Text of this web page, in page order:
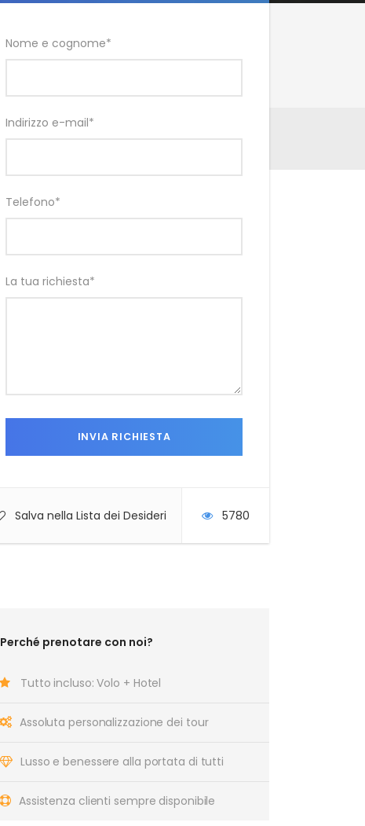
Nome e cognome*
Indirizzo e-mail*
Telefono*
La tua richiesta*
Salva nella Lista dei Desideri 5780
Perché prenotare con noi?
Tutto incluso: Volo + Hotel
Assoluta personalizzazione dei tour
Lusso e benessere alla portata di tutti
Assistenza clienti sempre disponibile